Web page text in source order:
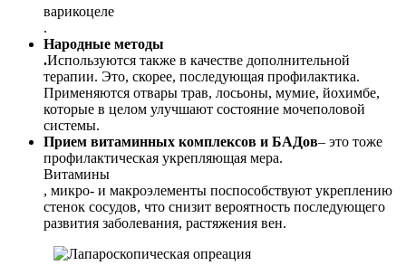
варикоцеле
.
Народные методы
.Используются также в качестве дополнительной
терапии. Это, скорее, последующая профилактика.
Применяются отвары трав, лосьоны, мумие, йохимбе,
которые в целом улучшают состояние мочеполовой
системы.
Прием витаминных комплексов и БАДов– это тоже
профилактическая укрепляющая мера.
Витамины
, микро- и макроэлементы поспособствуют укреплению
стенок сосудов, что снизит вероятность последующего
развития заболевания, растяжения вен.